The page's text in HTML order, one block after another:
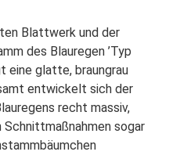
Blattwerk und der
des Blauregen ’Typ
eine glatte, braungrau
entwickelt sich der
recht massiv,
sogar